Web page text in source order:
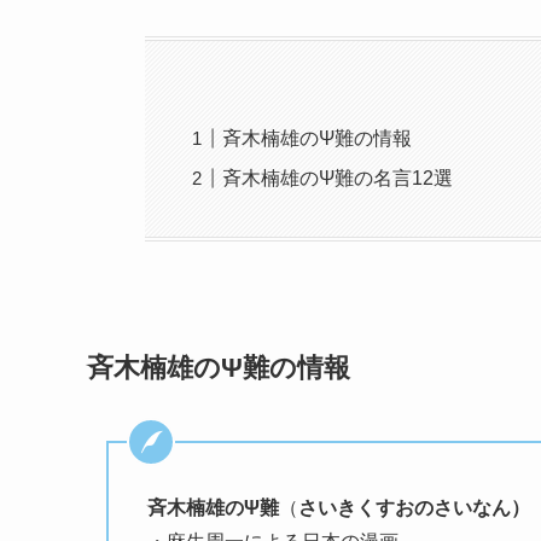
斉木楠雄のΨ難の情報
斉木楠雄のΨ難の名言12選
斉木楠雄のΨ難の情報
斉木楠雄のΨ難（ さいきくすおのさいなん）